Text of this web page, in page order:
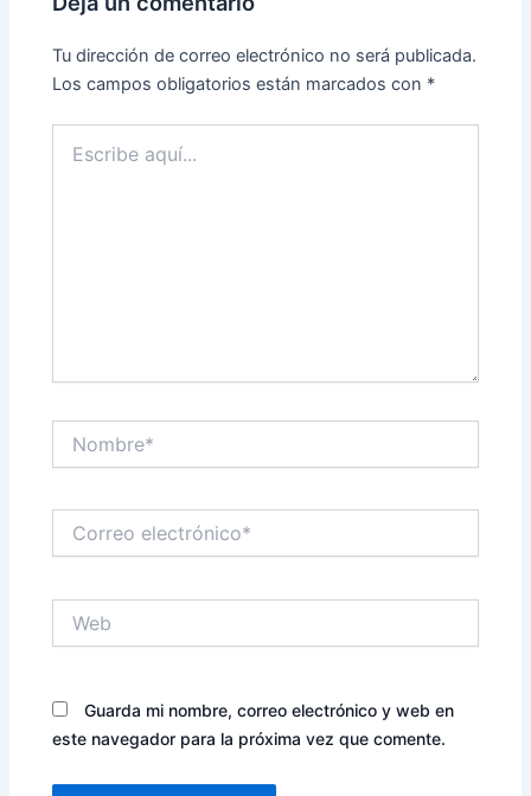
Tu dirección de correo electrónico no será publicada.
Los campos obligatorios están marcados con *
aquí...
electrónico*
Guarda mi nombre, correo electrónico y web en
este navegador para la próxima vez que comente.